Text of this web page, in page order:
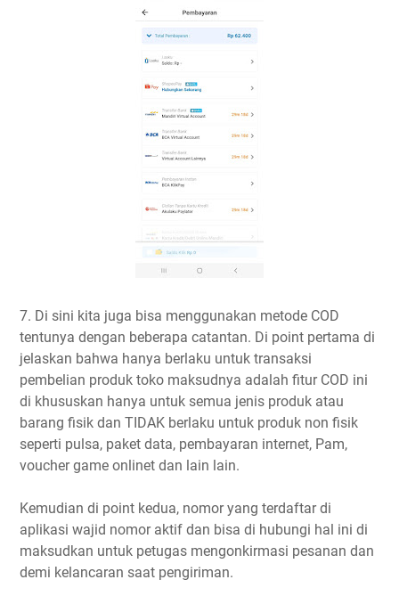
7. Di sini kita juga bisa menggunakan metode COD
tentunya dengan beberapa catantan. Di point pertama di
jelaskan bahwa hanya berlaku untuk transaksi
pembelian produk toko maksudnya adalah fitur COD ini
di khususkan hanya untuk semua jenis produk atau
barang fisik dan TIDAK berlaku untuk produk non fisik
seperti pulsa, paket data, pembayaran internet, Pam,
voucher game onlinet dan lain lain.
Kemudian di point kedua, nomor yang terdaftar di
aplikasi wajid nomor aktif dan bisa di hubungi hal ini di
maksudkan untuk petugas mengonkirmasi pesanan dan
demi kelancaran saat pengiriman.